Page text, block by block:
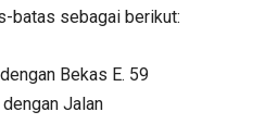
batas sebagai berikut:
Bekas E. 59
Jalan